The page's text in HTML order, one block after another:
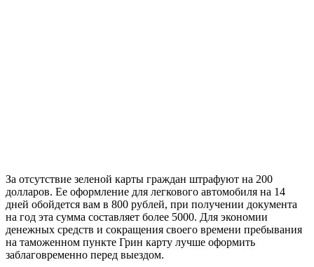
За отсутствие зеленой карты граждан штрафуют на 200
долларов. Ее оформление для легкового автомобиля на 14
дней обойдется вам в 800 рублей, при получении документа
на год эта сумма составляет более 5000. Для экономии
денежных средств и сокращения своего времени пребывания
на таможенном пункте Грин карту лучше оформить
заблаговременно перед выездом.